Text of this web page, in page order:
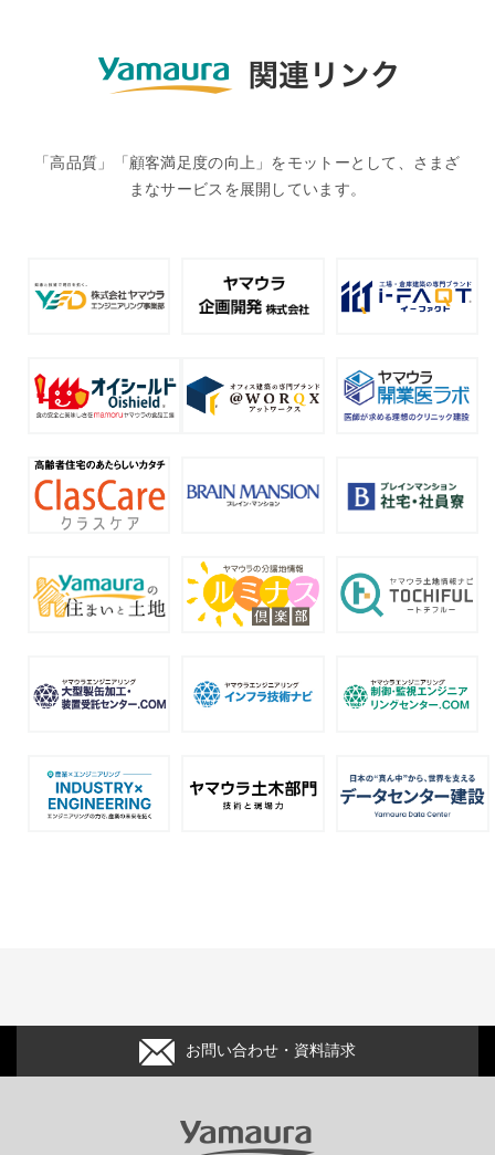
「高品質」「顧客満足度の向上」をモットーとして、さまざ
まなサービスを展開しています。
お問い合わせ・資料請求